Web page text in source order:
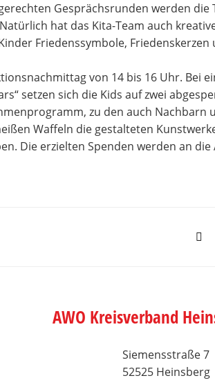
Gesprächsrunden werden die
hat das Kita-Team auch
Friedenssymbole, Friedenskerzen
von 14 bis 16 Uhr. Bei
setzen sich die Kids auf zwei
zu den auch Nachbarn
Waffeln die gestalteten
Die erzielten Spenden werden an die
AWO Kreisverband
Siemensstraße 7
52525 Heinsberg